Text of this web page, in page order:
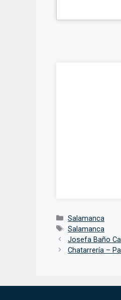
Categorías
Salamanca
Etiquetas
Salamanca
Josefa Baño
Chatarrería –